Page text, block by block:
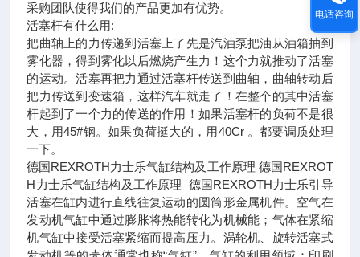
采购团队使得我们的产品更加有优势。
活塞杆有什么用:
把曲轴上的力传递到活塞上了先是汽油泵把油从油箱抽到
雾化器，得到雾化以后燃烧产生力！这个力就推动了活塞
的运动。活塞再把力通过活塞杆传送到曲轴，曲轴转动后
把力传送到变速箱，这样汽车就走了！在整个的其中活塞
杆起到了一个力的传送的作用！如果活塞杆的负荷不是很
大，用45#钢。如果负荷挺大的，用40Cr 。都要调质处理
一下。
德国REXROTH力士乐气缸结构及工作原理 德国REXROT
H力士乐气缸结构及工作原理 德国REXROTH力士乐引导
活塞在缸内进行直线往复运动的圆筒形金属机件。空气在
发动机气缸中通过膨胀将热能转化为机械能；气体在紧缩
机气缸中接受活塞紧缩而提高压力。涡轮机、旋转活塞式
电话咨询